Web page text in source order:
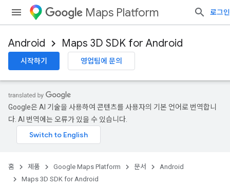
Maps Platform 로그인
Android Maps 3D SDK for Android
시작하기 영업팀에 문의
Google은 AI 기술을 사용하여 콘텐츠를 사용자의 기본 언어로 번역합니
다. AI 번역에는 오류가 있을 수 있습니다.
홈 제품 Google Maps Platform 문서
Android
Maps 3D SDK for Android